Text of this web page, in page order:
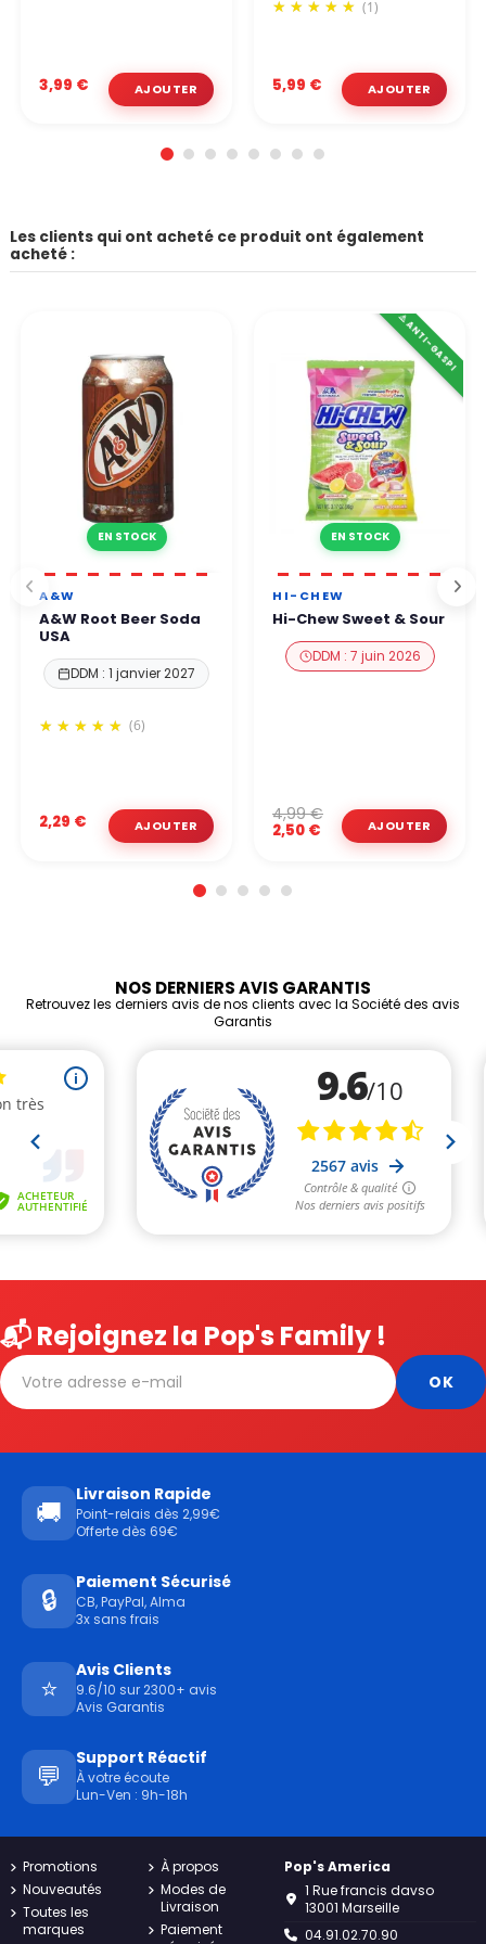
3,99 €
(1)
5,99 €
Les clients qui ont acheté ce produit ont également
acheté :
EN STOCK
A&W
A&W Root Beer Soda
USA
DDM : 1 janvier 2027
(6)
2,29 €
EN STOCK
⚠️ ANTI-GASPI
HI-CHEW
Hi-Chew Sweet & Sour
DDM : 7 juin 2026
2,50 €
4,99 €
NOS DERNIERS AVIS GARANTIS
Retrouvez les derniers avis de nos clients avec la Société des avis
Garantis
📬 Rejoignez la Pop's Family !
🚚
Livraison Rapide
Point-relais dès 2,99€
Offerte dès 69€
🔒
Paiement Sécurisé
CB, PayPal, Alma
3x sans frais
⭐
Avis Clients
9.6/10 sur 2300+ avis
Avis Garantis
💬
Support Réactif
À votre écoute
Lun-Ven : 9h-18h
Promotions
Nouveautés
Toutes les
marques
À propos
Modes de
Livraison
Paiement
Pop's America
1 Rue francis davso
13001 Marseille
04.91.02.70.90